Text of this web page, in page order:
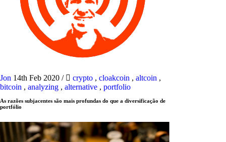
Jon 14th Feb 2020 / crypto , cloakcoin , altcoin ,
bitcoin , analyzing , alternative , portfolio
As razões subjacentes são mais profundas do que a diversificação de
portfólio